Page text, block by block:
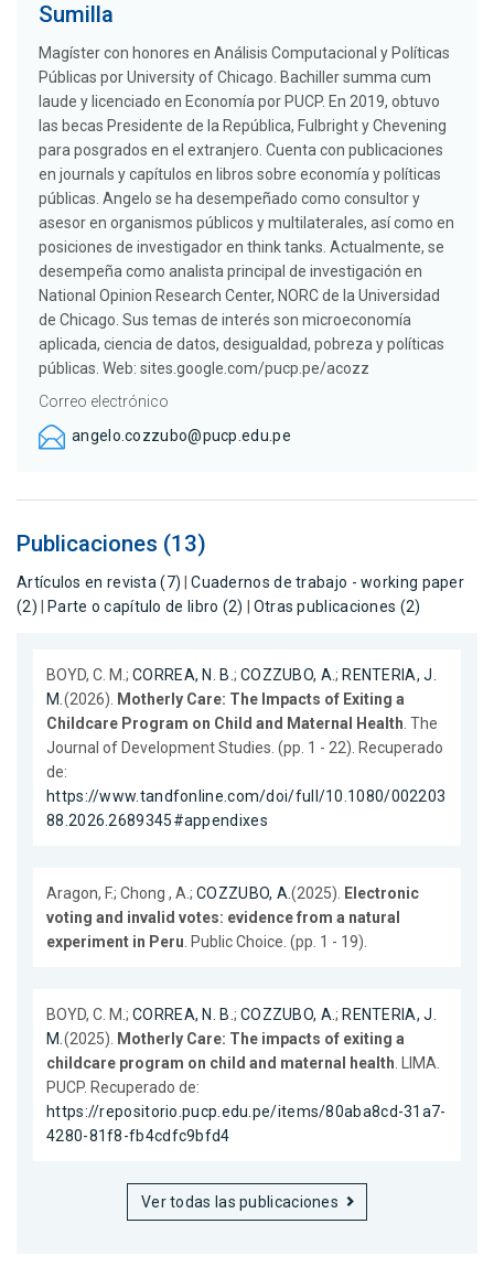
Sumilla
Magíster con honores en Análisis Computacional y Políticas
Públicas por University of Chicago. Bachiller summa cum
laude y licenciado en Economía por PUCP. En 2019, obtuvo
las becas Presidente de la República, Fulbright y Chevening
para posgrados en el extranjero. Cuenta con publicaciones
en journals y capítulos en libros sobre economía y políticas
públicas. Angelo se ha desempeñado como consultor y
asesor en organismos públicos y multilaterales, así como en
posiciones de investigador en think tanks. Actualmente, se
desempeña como analista principal de investigación en
National Opinion Research Center, NORC de la Universidad
de Chicago. Sus temas de interés son microeconomía
aplicada, ciencia de datos, desigualdad, pobreza y políticas
públicas. Web: sites.google.com/pucp.pe/acozz
Correo electrónico
angelo.cozzubo@pucp.edu.pe
Publicaciones (13)
Artículos en revista (7) |Cuadernos de trabajo - working paper
(2)
Parte o capítulo de libro (2) Otras publicaciones (2)
BOYD, C. M.; CORREA, N. B. ; COZZUBO, A.; RENTERIA, J.
M. (2026).
Motherly Care: The Impacts of Exiting a
Childcare Program on Child and Maternal Health . The
Journal of Development Studies. (pp. 1 - 22). Recuperado
de:
https://www.tandfonline.com/doi/full/10.1080/002203
88.2026.2689345#appendixes
Aragon, F.; Chong , A.; COZZUBO, A.(2025).
Electronic
voting and invalid votes: evidence from a natural
experiment in Peru . Public Choice. (pp. 1 - 19).
BOYD, C. M.; CORREA, N. B. ; COZZUBO, A.; RENTERIA, J.
M. (2025).
Motherly Care: The impacts of exiting a
childcare program on child and maternal health . LIMA.
PUCP. Recuperado de:
https://repositorio.pucp.edu.pe/items/80aba8cd-31a7-
4280-81f8-fb4cdfc9bfd4
Ver todas las publicaciones